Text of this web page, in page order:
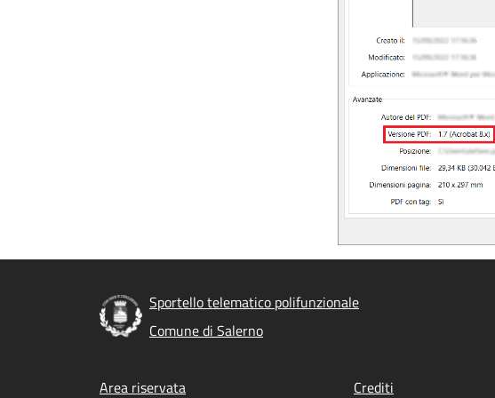
Sportello telematico polifunzionale
Comune di Salerno
Area riservata Crediti